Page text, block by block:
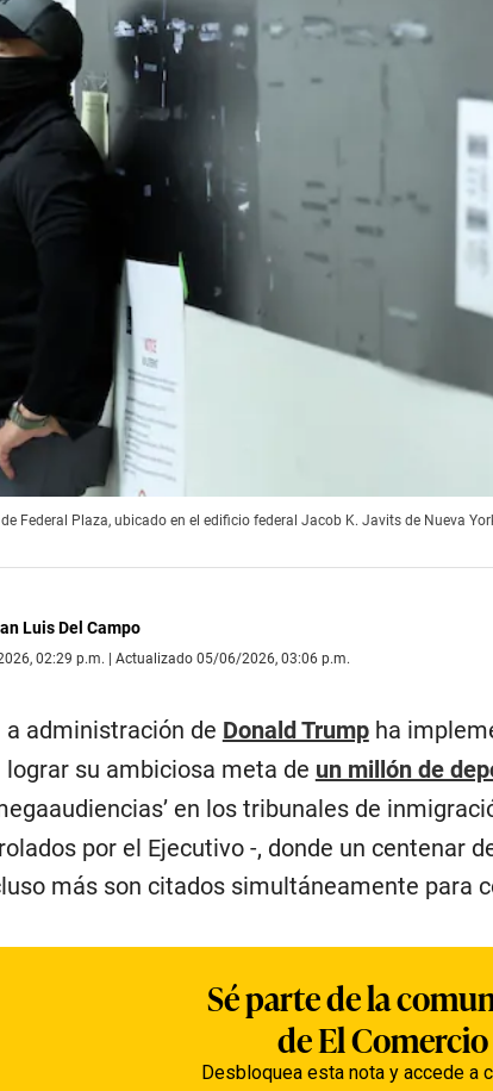
Federal Plaza, ubicado en el edificio federal Jacob K. Javits de Nueva
Luis Del Campo
02:29 p.m. | Actualizado 05/06/2026, 03:06 p.m.
a administración de Donald Trumpha
lograr su ambiciosa meta de un millón de
en los tribunales de
por el Ejecutivo -, donde un centenar
más son citados simultáneamente para